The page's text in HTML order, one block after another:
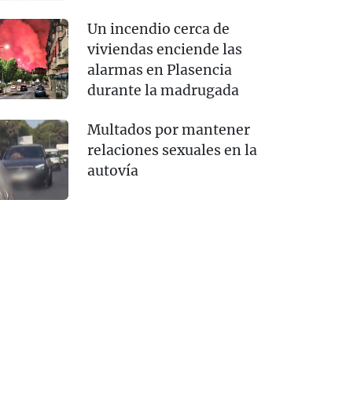
Un incendio cerca de
viviendas enciende las
alarmas en Plasencia
durante la madrugada
Multados por mantener
relaciones sexuales en la
autovía